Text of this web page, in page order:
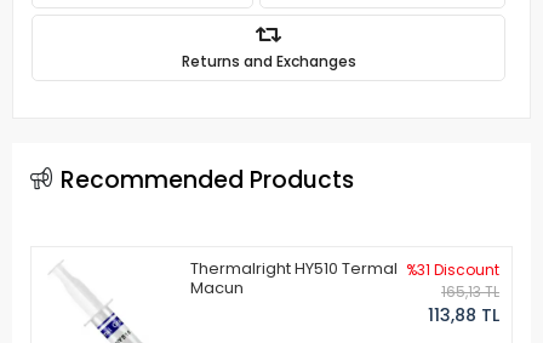
Returns and Exchanges
Recommended Products
Thermalright HY510 Termal
Macun
%31 Discount
165,13 TL
113,88 TL